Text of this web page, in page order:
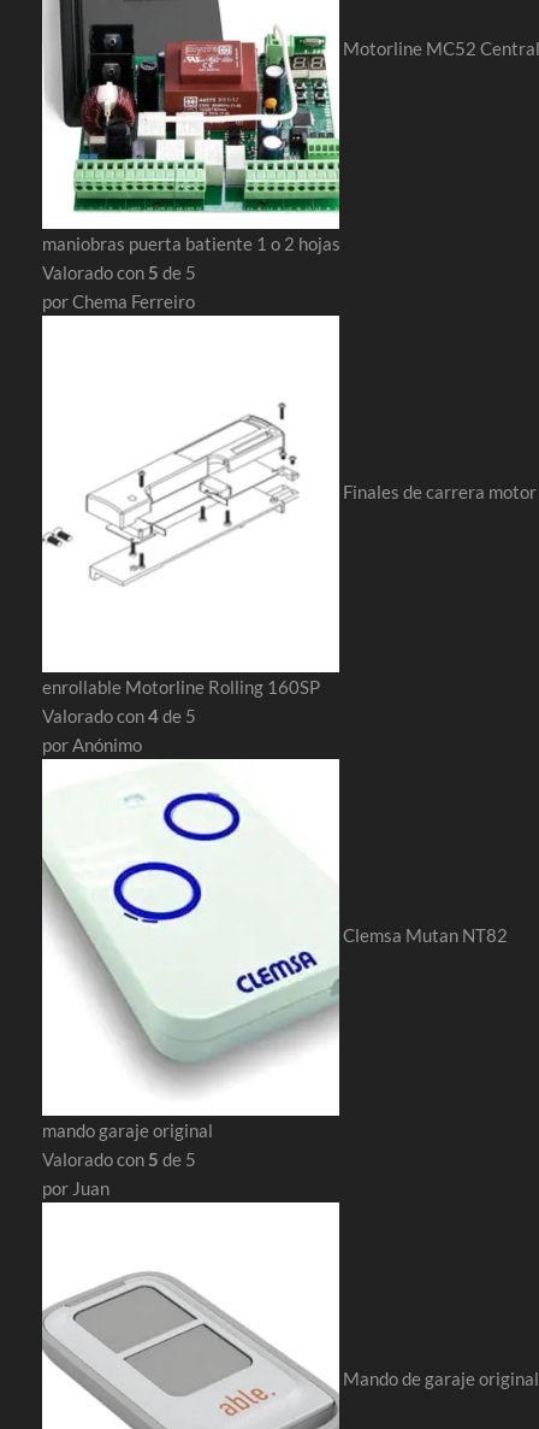
Motorline MC52 Central
maniobras puerta batiente 1 o 2 hojas
Valorado con 5 de 5
por Chema Ferreiro
Finales de carrera motor
enrollable Motorline Rolling 160SP
Valorado con4de 5
por Anónimo
Clemsa Mutan NT82
mando garaje original
Valorado con 5 de 5
por Juan
Mando de garaje original